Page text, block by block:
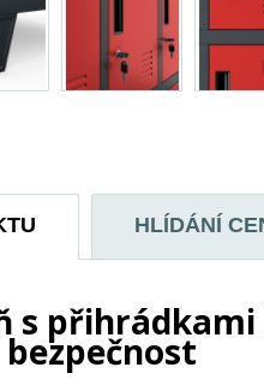
HLÍDÁNÍ
s přihrádkami